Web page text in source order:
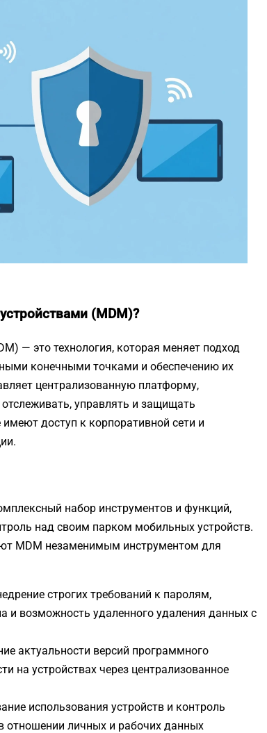
(MDM)?
— это технология, которая меняет подход
конечными точками и обеспечению их
централизованную платформу,
управлять и защищать
доступ к корпоративной сети и
набор инструментов и функций,
над своим парком мобильных устройств.
MDM незаменимым инструментом для
строгих требований к паролям,
и возможность удаленного удаления данных с
актуальности версий программного
на устройствах через централизованное
использования устройств и контроль
отношении личных и рабочих данных